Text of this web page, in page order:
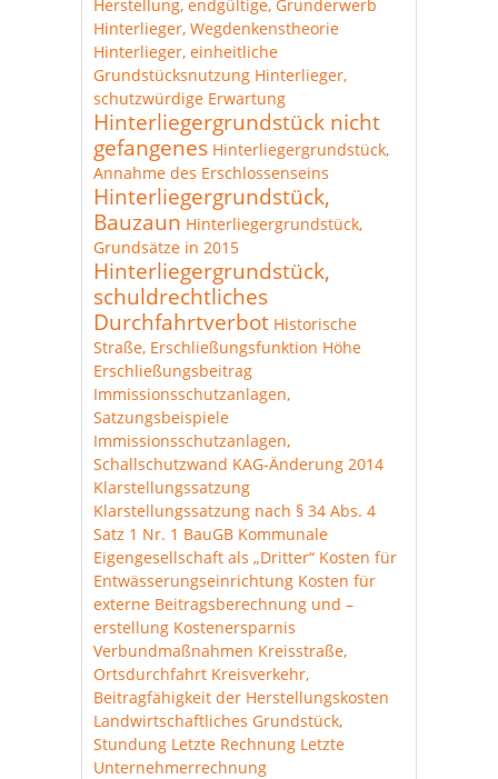
Herstellung, endgültige, Grunderwerb
Hinterlieger, Wegdenkenstheorie
Hinterlieger, einheitliche
Grundstücksnutzung Hinterlieger,
schutzwürdige Erwartung
Hinterliegergrundstück nicht
gefangenes Hinterliegergrundstück,
Annahme des Erschlossenseins
Hinterliegergrundstück,
Bauzaun Hinterliegergrundstück,
Grundsätze in 2015
Hinterliegergrundstück,
schuldrechtliches
Durchfahrtverbot Historische
Straße, Erschließungsfunktion Höhe
Erschließungsbeitrag
Immissionsschutzanlagen,
Satzungsbeispiele
Immissionsschutzanlagen,
Schallschutzwand KAG-Änderung 2014
Klarstellungssatzung
Klarstellungssatzung nach § 34 Abs. 4
Satz 1 Nr. 1 BauGB Kommunale
Eigengesellschaft als „Dritter“ Kosten für
Entwässerungseinrichtung Kosten für
externe Beitragsberechnung und –
erstellung Kostenersparnis
Verbundmaßnahmen Kreisstraße,
Ortsdurchfahrt Kreisverkehr,
Beitragfähigkeit der Herstellungskosten
Landwirtschaftliches Grundstück,
Stundung Letzte Rechnung Letzte
Unternehmerrechnung